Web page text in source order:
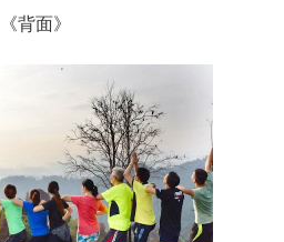
《背面》